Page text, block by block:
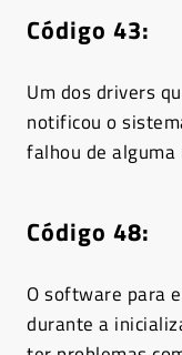
Código 43:
Um dos drivers
notificou o
falhou de alguma
Código 48:
O software para
durante a